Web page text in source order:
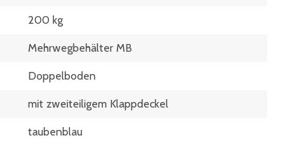
200 kg
Mehrwegbehälter MB
Doppelboden
mit zweiteiligem Klappdeckel
taubenblau